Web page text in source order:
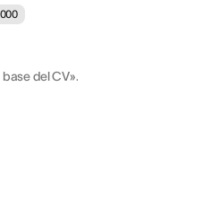
del CV».